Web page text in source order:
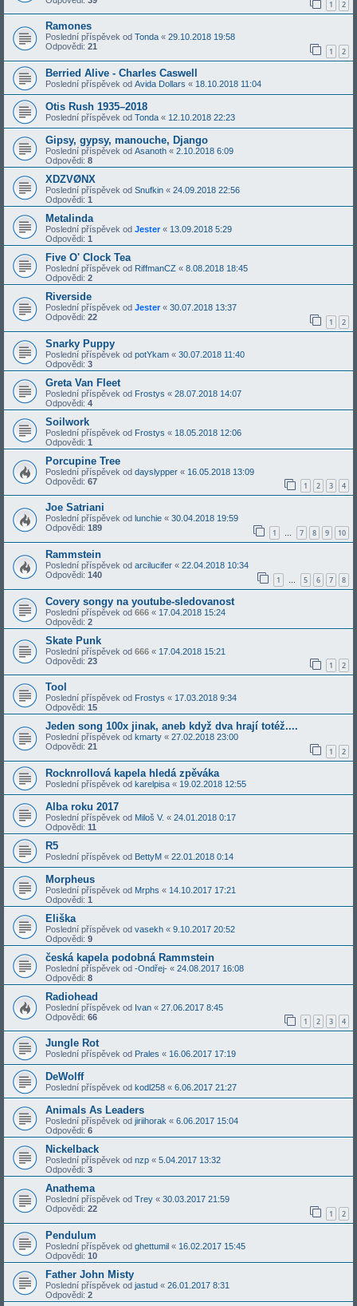
1 2
Ramones
Poslední příspěvek od Tonda « 29.10.2018 19:58
Odpovědi: 21 1 2
Berried Alive - Charles Caswell
Poslední příspěvek od Avida Dollars « 18.10.2018 11:04
Otis Rush 1935–2018
Poslední příspěvek od Tonda « 12.10.2018 22:23
Gipsy, gypsy, manouche, Django
Poslední příspěvek od Asanoth « 2.10.2018 6:09
Odpovědi: 8
XDZVØNX
Poslední příspěvek od Snufkin « 24.09.2018 22:56
Odpovědi: 1
Metalinda
Poslední příspěvek od Jester« 13.09.2018 5:29
Odpovědi: 1
Five O' Clock Tea
Poslední příspěvek od RiffmanCZ « 8.08.2018 18:45
Odpovědi: 2
Riverside
Poslední příspěvek od Jester« 30.07.2018 13:37
Odpovědi: 22 1 2
Snarky Puppy
Poslední příspěvek od potYkam « 30.07.2018 11:40
Odpovědi: 3
Greta Van Fleet
Poslední příspěvek od Frostys « 28.07.2018 14:07
Odpovědi: 4
Soilwork
Poslední příspěvek od Frostys « 18.05.2018 12:06
Odpovědi: 1
Porcupine Tree
Poslední příspěvek od dayslypper « 16.05.2018 13:09
Odpovědi: 67 1 2 3 4
Joe Satriani
Poslední příspěvek od lunchie « 30.04.2018 19:59
Odpovědi: 189 1 … 7 8 9 10
Rammstein
Poslední příspěvek od arcilucifer « 22.04.2018 10:34
Odpovědi: 140 1 5 6 7 8
Covery songy na youtube-sledovanost
Poslední příspěvek od 666 « 17.04.2018 15:24
Odpovědi: 2
Skate Punk
Poslední příspěvek od 666 « 17.04.2018 15:21
Odpovědi: 23 1 2
Tool
Poslední příspěvek od Frostys « 17.03.2018 9:34
Odpovědi: 15
Jeden song 100x jinak, aneb když dva hrají totéž....
Poslední příspěvek od kmarty « 27.02.2018 23:00
Odpovědi: 21 1 2
Rocknrollová kapela hledá zpěváka
Poslední příspěvek od karelpisa « 19.02.2018 12:55
Alba roku 2017
Poslední příspěvek od Miloš V. « 24.01.2018 0:17
Odpovědi: 11
R5
Poslední příspěvek od BettyM « 22.01.2018 0:14
Morpheus
Poslední příspěvek od Mrphs « 14.10.2017 17:21
Odpovědi: 1
Eliška
Poslední příspěvek od vasekh « 9.10.2017 20:52
Odpovědi: 9
česká kapela podobná Rammstein
Poslední příspěvek od -Ondřej- « 24.08.2017 16:08
Odpovědi: 8
Radiohead
Poslední příspěvek od Ivan « 27.06.2017 8:45
Odpovědi: 66 1 2 3 4
Jungle Rot
Poslední příspěvek od Prales « 16.06.2017 17:19
DeWolff
Poslední příspěvek od kodl258 « 6.06.2017 21:27
Animals As Leaders
Poslední příspěvek od jiriihorak « 6.06.2017 15:04
Odpovědi: 6
Nickelback
Poslední příspěvek od nzp « 5.04.2017 13:32
Odpovědi: 3
Anathema
Poslední příspěvek od Trey « 30.03.2017 21:59
Odpovědi: 22 1 2
Pendulum
Poslední příspěvek od ghettumil « 16.02.2017 15:45
Odpovědi: 10
Father John Misty
Poslední příspěvek od jastud « 26.01.2017 8:31
Odpovědi: 2